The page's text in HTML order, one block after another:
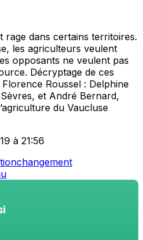
rage dans certains territoires.
les agriculteurs veulent
opposants ne veulent pas
Décryptage de ces
Roussel : Delphine
et André Bernard,
du Vaucluse
à 21:56
changement